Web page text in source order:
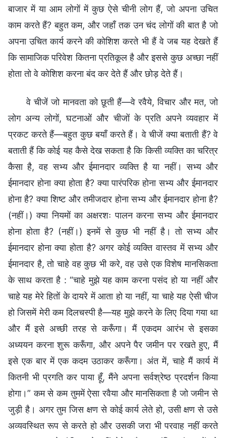
बाजार में या आम लोगों में कुछ ऐसे चीनी लोग हैं, जो अपना उचित
काम करते हैं? बहुत कम, और जहाँ तक उन चंद लोगों की बात है जो
अपना उचित कार्य करने की कोशिश करते भी हैं वे जब यह देखते हैं
कि सामाजिक परिवेश कितना प्रतिकूल है और इससे कुछ अच्छा नहीं
होता तो वे कोशिश करना बंद कर देते हैं और छोड़ देते हैं।
वे चीजें जो मानवता को छूती हैं—वे रवैये, विचार और मत, जो
लोग अन्य लोगों, घटनाओं और चीजों के प्रति अपने व्यवहार में
प्रकट करते हैं—बहुत कुछ बयाँ करते हैं। वे चीजें क्या बताती हैं? वे
बताती हैं कि कोई यह कैसे देख सकता है कि किसी व्यक्ति का चरित्र
कैसा है, वह सभ्य और ईमानदार व्यक्ति है या नहीं। सभ्य और
ईमानदार होना क्या होता है? क्या पारंपरिक होना सभ्य और ईमानदार
होना है? क्या शिष्ट और तमीजदार होना सभ्य और ईमानदार होना है?
(नहीं।) क्या नियमों का अक्षरशः पालन करना सभ्य और ईमानदार
होना होता है? (नहीं।) इनमें से कुछ भी नहीं है। तो सभ्य और
ईमानदार होना क्या होता है? अगर कोई व्यक्ति वास्तव में सभ्य और
ईमानदार है, तो चाहे वह कुछ भी करे, वह उसे एक विशेष मानसिकता
के साथ करता है : “चाहे मुझे यह काम करना पसंद हो या नहीं और
चाहे यह मेरे हितों के दायरे में आता हो या नहीं, या चाहे यह ऐसी चीज
हो जिसमें मेरी कम दिलचस्पी है—यह मुझे करने के लिए दिया गया था
और मैं इसे अच्छी तरह से करूँगा। मैं एकदम आरंभ से इसका
अध्ययन करना शुरू करूँगा, और अपने पैर जमीन पर रखते हुए, मैं
इसे एक बार में एक कदम उठाकर करूँगा। अंत में, चाहे मैं कार्य में
कितनी भी प्रगति कर पाया हूँ, मैंने अपना सर्वश्रेष्ठ प्रदर्शन किया
होगा।” कम से कम तुममें ऐसा रवैया और मानसिकता है जो जमीन से
जुड़ी है। अगर तुम जिस क्षण से कोई कार्य लेते हो, उसी क्षण से उसे
अव्यवस्थित रूप से करते हो और उसकी जरा भी परवाह नहीं करते